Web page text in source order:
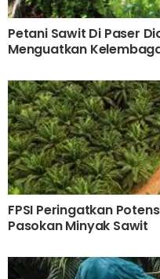
Petani Sawit Di Paser
Menguatkan
FPSI Peringatkan
Pasokan Minyak Sawit